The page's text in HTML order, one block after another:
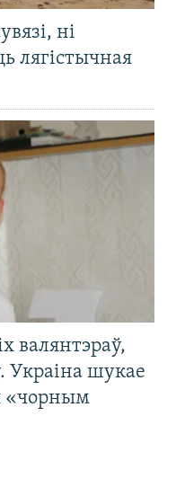
ні
лягістычная
валянтэраў,
Украіна шукае
«чорным